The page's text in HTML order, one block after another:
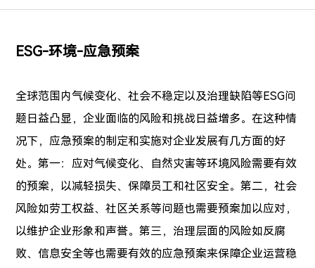
ESG-环境-应急预案
全球范围内气候变化、社会不稳定以及治理缺陷等ESG问
题日益凸显，企业面临的风险和挑战日益增多。在这种情
况下，应急预案的制定和实施对企业发展有几方面的好
处。第一：应对气候变化、自然灾害等环境风险需要有效
的预案，以减轻损失、保障员工和社区安全。第二，社会
风险如劳工权益、社区关系等问题也需要预案加以应对，
以维护企业形象和声誉。第三，治理层面的风险如反腐
败、信息安全等也需要有效的应急预案来保障企业运营稳